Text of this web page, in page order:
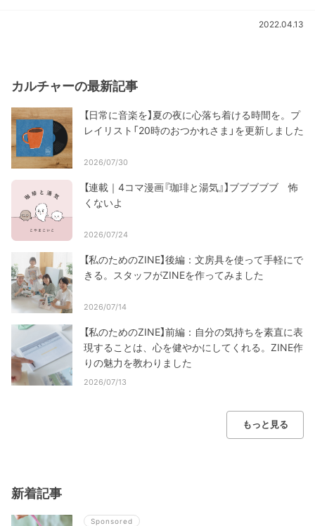
2022.04.13
カルチャーの最新記事
【日常に音楽を】夏の夜に心落ち着ける時間を。プ
レイリスト「20時のおつかれさま」を更新しました
2026/07/30
【連載｜4コマ漫画『珈琲と湯気』】ブブブブブ 怖
くないよ
2026/07/24
【私のためのZINE】後編：文房具を使って手軽にで
きる。スタッフがZINEを作ってみました
2026/07/14
【私のためのZINE】前編：自分の気持ちを素直に表
現することは、心を健やかにしてくれる。ZINE作
りの魅力を教わりました
2026/07/13
もっと見る
新着記事
Sponsored